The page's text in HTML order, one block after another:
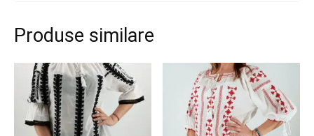
Produse similare